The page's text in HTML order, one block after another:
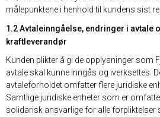
målepunktene i henhold til kundens sist
1.2 Avtaleinngåelse, endringer i avtale
kraftleverandør
Kunden plikter å gi de opplysninger som
avtale skal kunne inngås og iverksettes.
avtaleforholdet omfatter flere juridiske
Samtlige juridiske enheter som er
solidarisk ansvarlige for alle forpliktelser